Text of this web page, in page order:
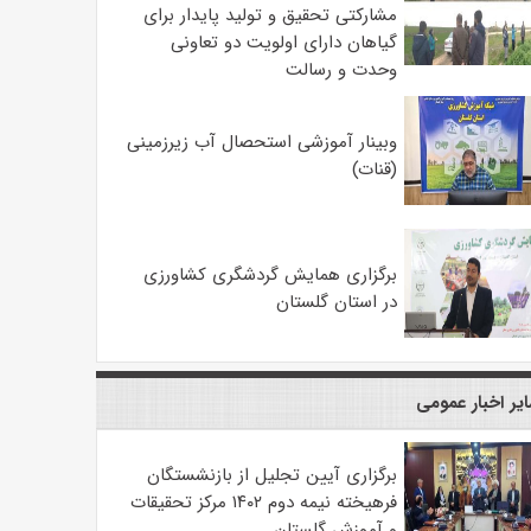
مشارکتی تحقیق و تولید پایدار برای
گیاهان دارای اولویت دو تعاونی
وحدت و رسالت
وبینار آموزشی استحصال آب زیرزمینی
(قنات)
برگزاری همایش گردشگری کشاورزی
در استان گلستان
اخبار عمومی
برگزاری آیین تجلیل از بازنشستگان
فرهیخته نیمه دوم ۱۴۰۲ مرکز تحقیقات